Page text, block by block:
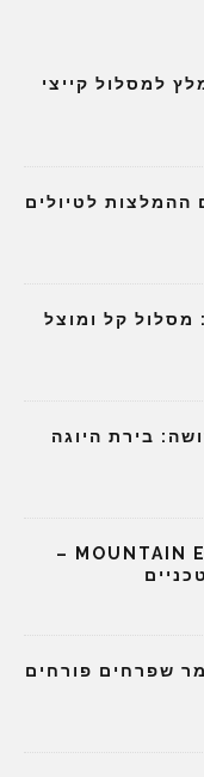
למסלול קייצי
ההמלצות לטיולים
מסלול קל ומוצל
בירת היוגה
מבחן שטח: MOUNTAIN EQUIPMENT COMICI –
שפרחים פורחים